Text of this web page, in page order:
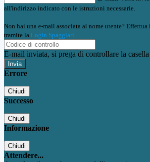
all'indirizzo indicato con le istruzioni necessarie.
Non hai una e-mail associata al nome utente? Effettua
tramite la Login Spaggiari
E-mail inviata, si prega di controllare la
Errore
Chiudi
Successo
Chiudi
Informazione
Chiudi
Attendere...